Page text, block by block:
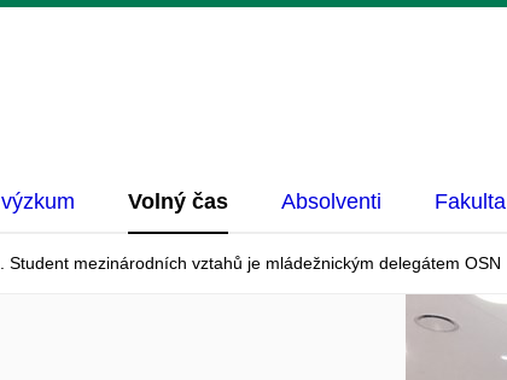
Volný čas Absolventi Fakulta
Student mezinárodních vztahů je mládežnickým delegátem OSN